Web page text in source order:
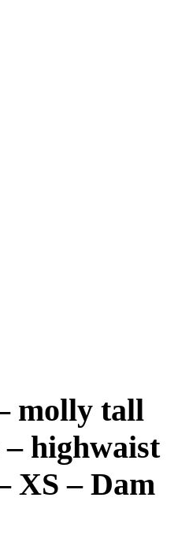
molly tall
highwaist
XS – Dam